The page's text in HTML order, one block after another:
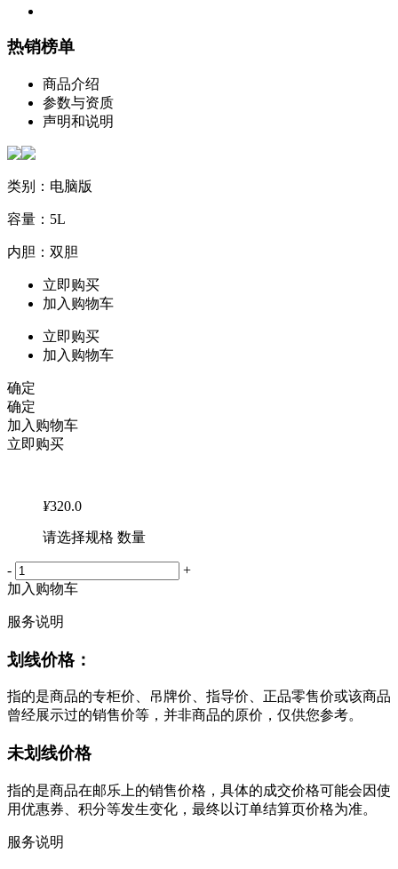
热销榜单
商品介绍
参数与资质
声明和说明
类别：电脑版
容量：5L
内胆：双胆
立即购买
加入购物车
立即购买
加入购物车
确定
确定
加入购物车
立即购买
¥320.0
请选择规格 数量
-
+
加入购物车
服务说明
划线价格：
指的是商品的专柜价、吊牌价、指导价、正品零售价或该商品
曾经展示过的销售价等，并非商品的原价，仅供您参考。
未划线价格
指的是商品在邮乐上的销售价格，具体的成交价格可能会因使
用优惠券、积分等发生变化，最终以订单结算页价格为准。
服务说明